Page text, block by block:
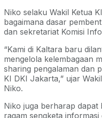
Niko selaku Wakil Ketua
bagaimana dasar
dan sekretariat Komisi
“Kami di Kaltara baru
mengelola kelembagaan
sharing pengalaman dan
KI DKI Jakarta,” ujar
Niko.
Niko juga berharap dapat
ragam sengketa